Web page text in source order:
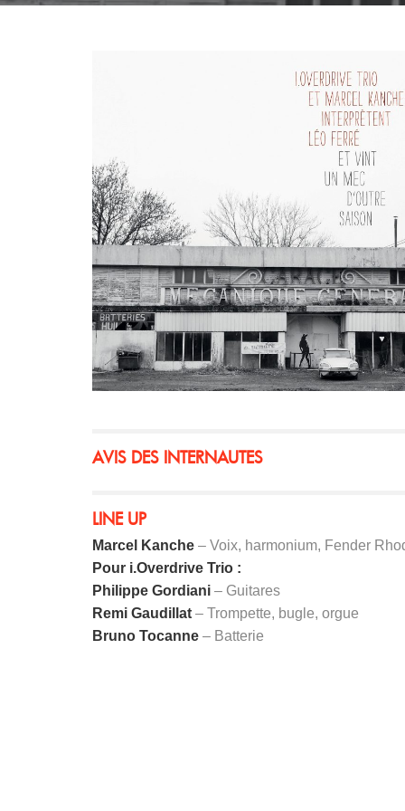
AVIS DES INTERNAUTES
LINE UP
Marcel Kanche – Voix, harmonium, Fender
Pour i.Overdrive Trio :
Philippe Gordiani – Guitares
Remi Gaudillat – Trompette, bugle, orgue
Bruno Tocanne – Batterie